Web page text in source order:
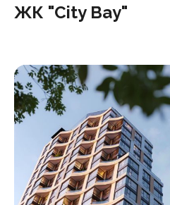
ЖК "City Bay"